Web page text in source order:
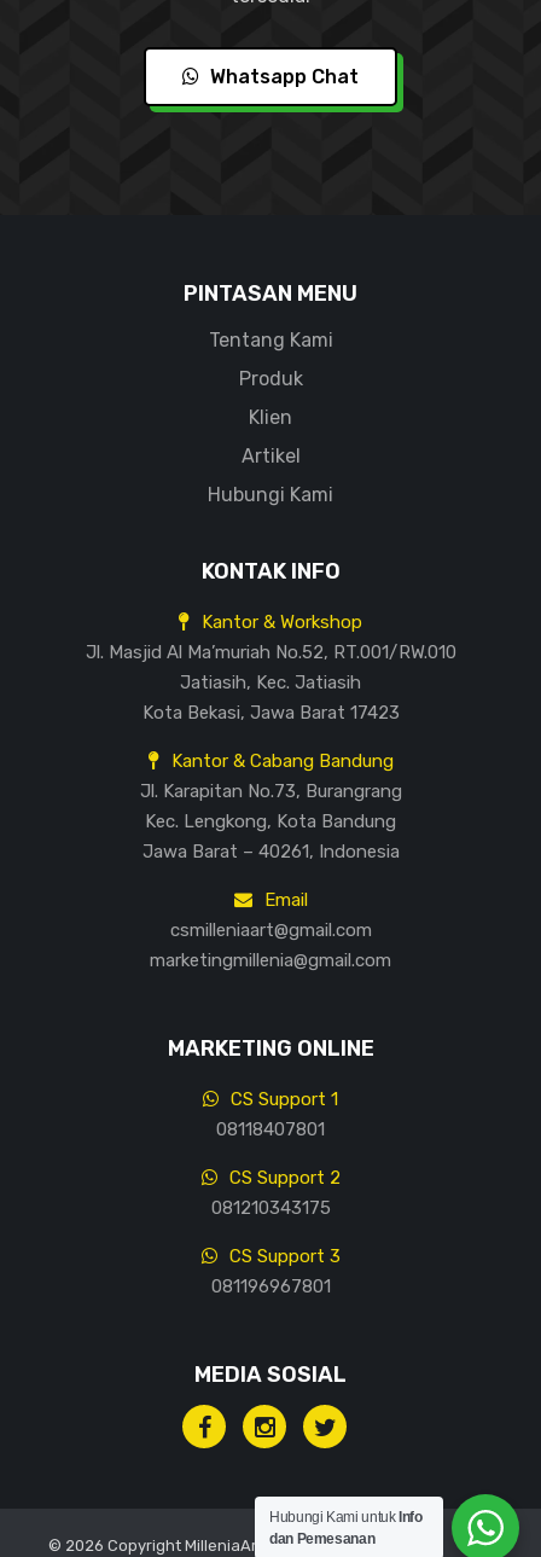
Whatsapp Chat
PINTASAN MENU
Tentang Kami
Produk
Klien
Artikel
Hubungi Kami
KONTAK INFO
Kantor & Workshop
Jl. Masjid Al Ma’muriah No.52, RT.001/RW.010
Jatiasih, Kec. Jatiasih
Kota Bekasi, Jawa Barat 17423
Kantor & Cabang Bandung
Jl. Karapitan No.73, Burangrang
Kec. Lengkong, Kota Bandung
Jawa Barat – 40261, Indonesia
Email
csmilleniaart@gmail.com
marketingmillenia@gmail.com
MARKETING ONLINE
CS Support 1
08118407801
CS Support 2
081210343175
CS Support 3
081196967801
MEDIA SOSIAL
© 2026 Copyright MilleniaArt, All rights reserved.
Hubungi Kami untuk Info
dan Pemesanan